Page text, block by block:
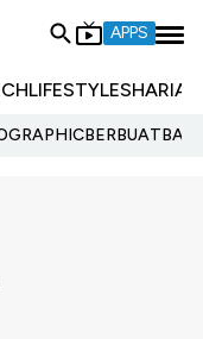
APPS
LIFESTYLESHARIA